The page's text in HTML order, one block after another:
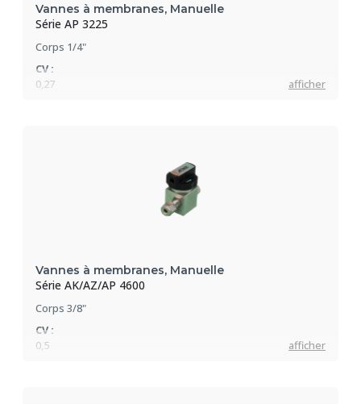
Vannes à membranes, Manuelle
Série AP 3225
Corps 1/4"
CV :
0,27
afficher
Vannes à membranes, Manuelle
Série AK/AZ/AP 4600
Corps 3/8"
CV :
0,5
afficher